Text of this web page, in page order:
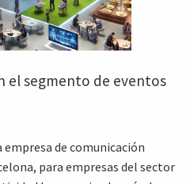
el segmento de eventos
empresa de comunicación
para empresas del sector